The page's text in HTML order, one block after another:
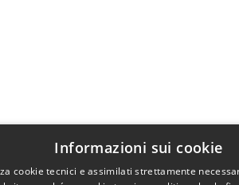
Informazioni sui cookie
cookie tecnici e assimilati strettamente